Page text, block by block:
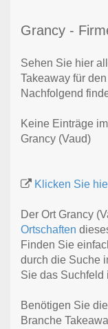
Grancy -
Sehen Sie hier
Takeaway für
Nachfolgend
Keine Einträge
Grancy (Vaud)
Klicken Sie
Der Ort Grancy
Ortschaften
Finden Sie
durch die Suche
Sie das Suchfeld
Benötigen Sie
Branche